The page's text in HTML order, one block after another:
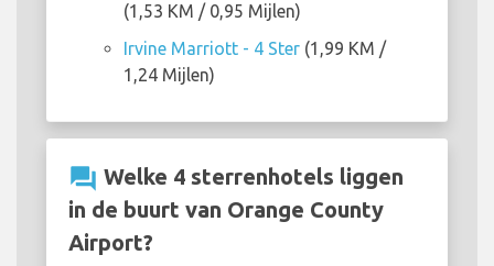
(1,53 KM / 0,95 Mijlen)
Irvine Marriott - 4 Ster (1,99 KM /
1,24 Mijlen)
question_answer Welke 4 sterrenhotels liggen
in de buurt van Orange County
Airport?